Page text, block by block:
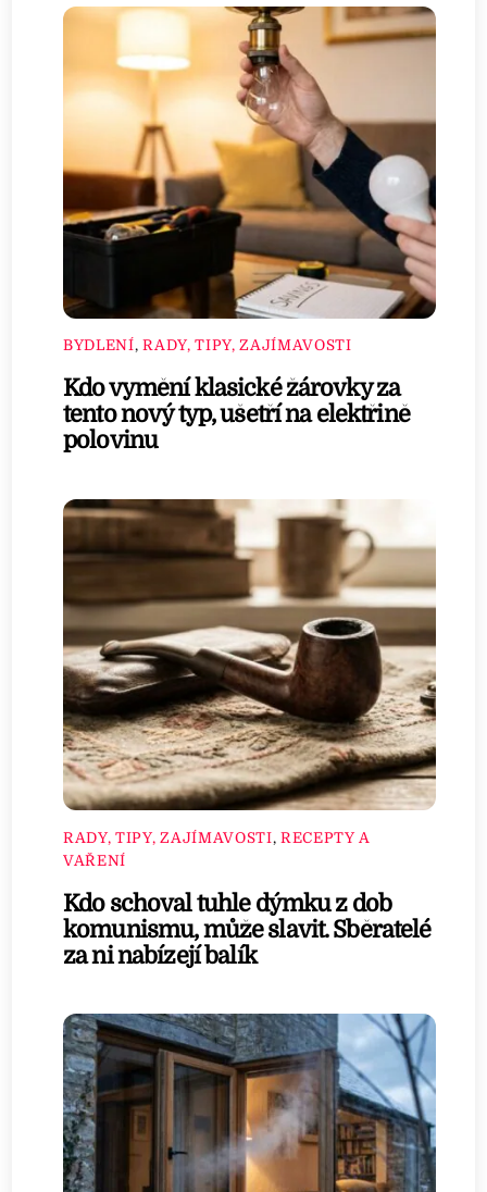
BYDLENÍ,RADY, TIPY, ZAJÍMAVOSTI
Kdo vymění klasické žárovky za
tento nový typ, ušetří na elektřině
polovinu
RADY, TIPY, ZAJÍMAVOSTI, RECEPTY A
VAŘENÍ
Kdo schoval tuhle dýmku z dob
komunismu, může slavit. Sběratelé
za ni nabízejí balík